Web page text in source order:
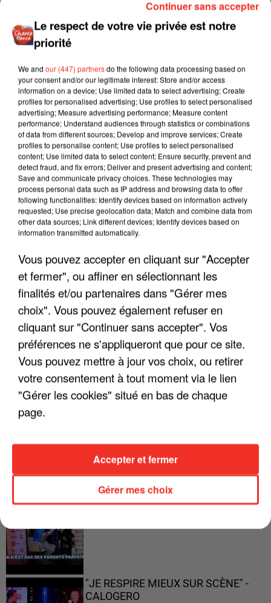
LES INTERVIEWS CHANTE
FRANCE
Voir plus
"JE SUIS À DISPOSITION DES
ENFOIRÉS"
"ON N'EST PAS DES PARENTS
"JE RESPIRE MIEUX SUR SCÈNE" -
CALOGERO
Le respect de votre vie privée est notre
priorité
We and our (447) partnersdo the following data processing based on
your consent and/or our legitimate interest: Store and/or access
information on a device; Use limited data to select advertising; Create
profiles for personalised advertising; Use profiles to select personalised
advertising; Measure advertising performance; Measure content
performance; Understand audiences through statistics or combinations
of data from different sources; Develop and improve services; Create
profiles to personalise content; Use profiles to select personalised
content; Use limited data to select content; Ensure security, prevent and
detect fraud, and fix errors; Deliver and present advertising and content;
Save and communicate privacy choices. These technologies may
process personal data such as IP address and browsing data to offer
following functionalities: Identify devices based on information actively
requested; Use precise geolocation data; Match and combine data from
other data sources; Link different devices; Identify devices based on
information transmitted automatically.
Vous pouvez accepter en cliquant sur "Accepter
et fermer", ou affiner en sélectionnant les
finalités et/ou partenaires dans "Gérer mes
choix". Vous pouvez également refuser en
cliquant sur "Continuer sans accepter". Vos
préférences ne s'appliqueront que pour ce site.
Vous pouvez mettre à jour vos choix, ou retirer
votre consentement à tout moment via le lien
"Gérer les cookies" situé en bas de chaque
page.
Gérer mes choix
Accepter et fermer
Continuer sans accepter